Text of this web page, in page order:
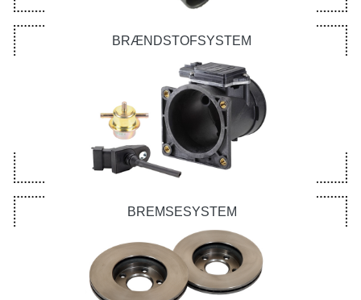
BRÆNDSTOFSYSTEM
BREMSESYSTEM